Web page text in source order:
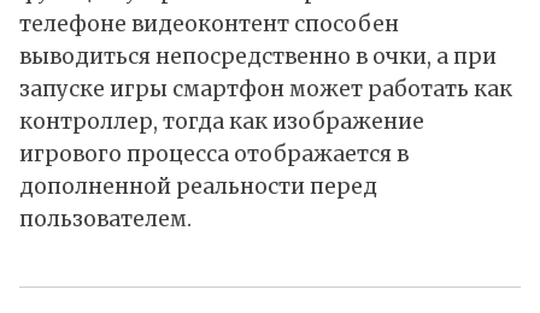
телефоне видеоконтент способен
выводиться непосредственно в очки, а при
запуске игры смартфон может работать как
контроллер, тогда как изображение
игрового процесса отображается в
дополненной реальности перед
пользователем.